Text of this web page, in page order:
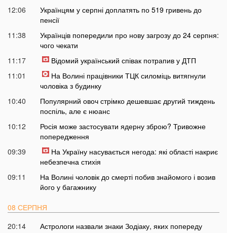
12:06
Українцям у серпні доплатять по 519 гривень до
пенсії
11:38
Українців попередили про нову загрозу до 24 серпня:
чого чекати
11:17
Відомий український співак потрапив у ДТП
11:01
На Волині працівники ТЦК силоміць витягнули
чоловіка з будинку
10:40
Популярний овоч стрімко дешевшає другий тиждень
поспіль, але є нюанс
10:12
Росія може застосувати ядерну зброю? Тривожне
попередження
09:39
На Україну насувається негода: які області накриє
небезпечна стихія
09:11
На Волині чоловік до смерті побив знайомого і возив
його у багажнику
08 СЕРПНЯ
20:14
Астрологи назвали знаки Зодіаку, яких попереду